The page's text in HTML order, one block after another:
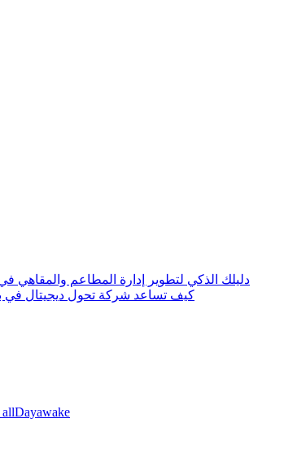
دليلك الذكي لتطوير إدارة المطاعم والمقاهي
كيف تساعد شركة تحول ديجيتال في